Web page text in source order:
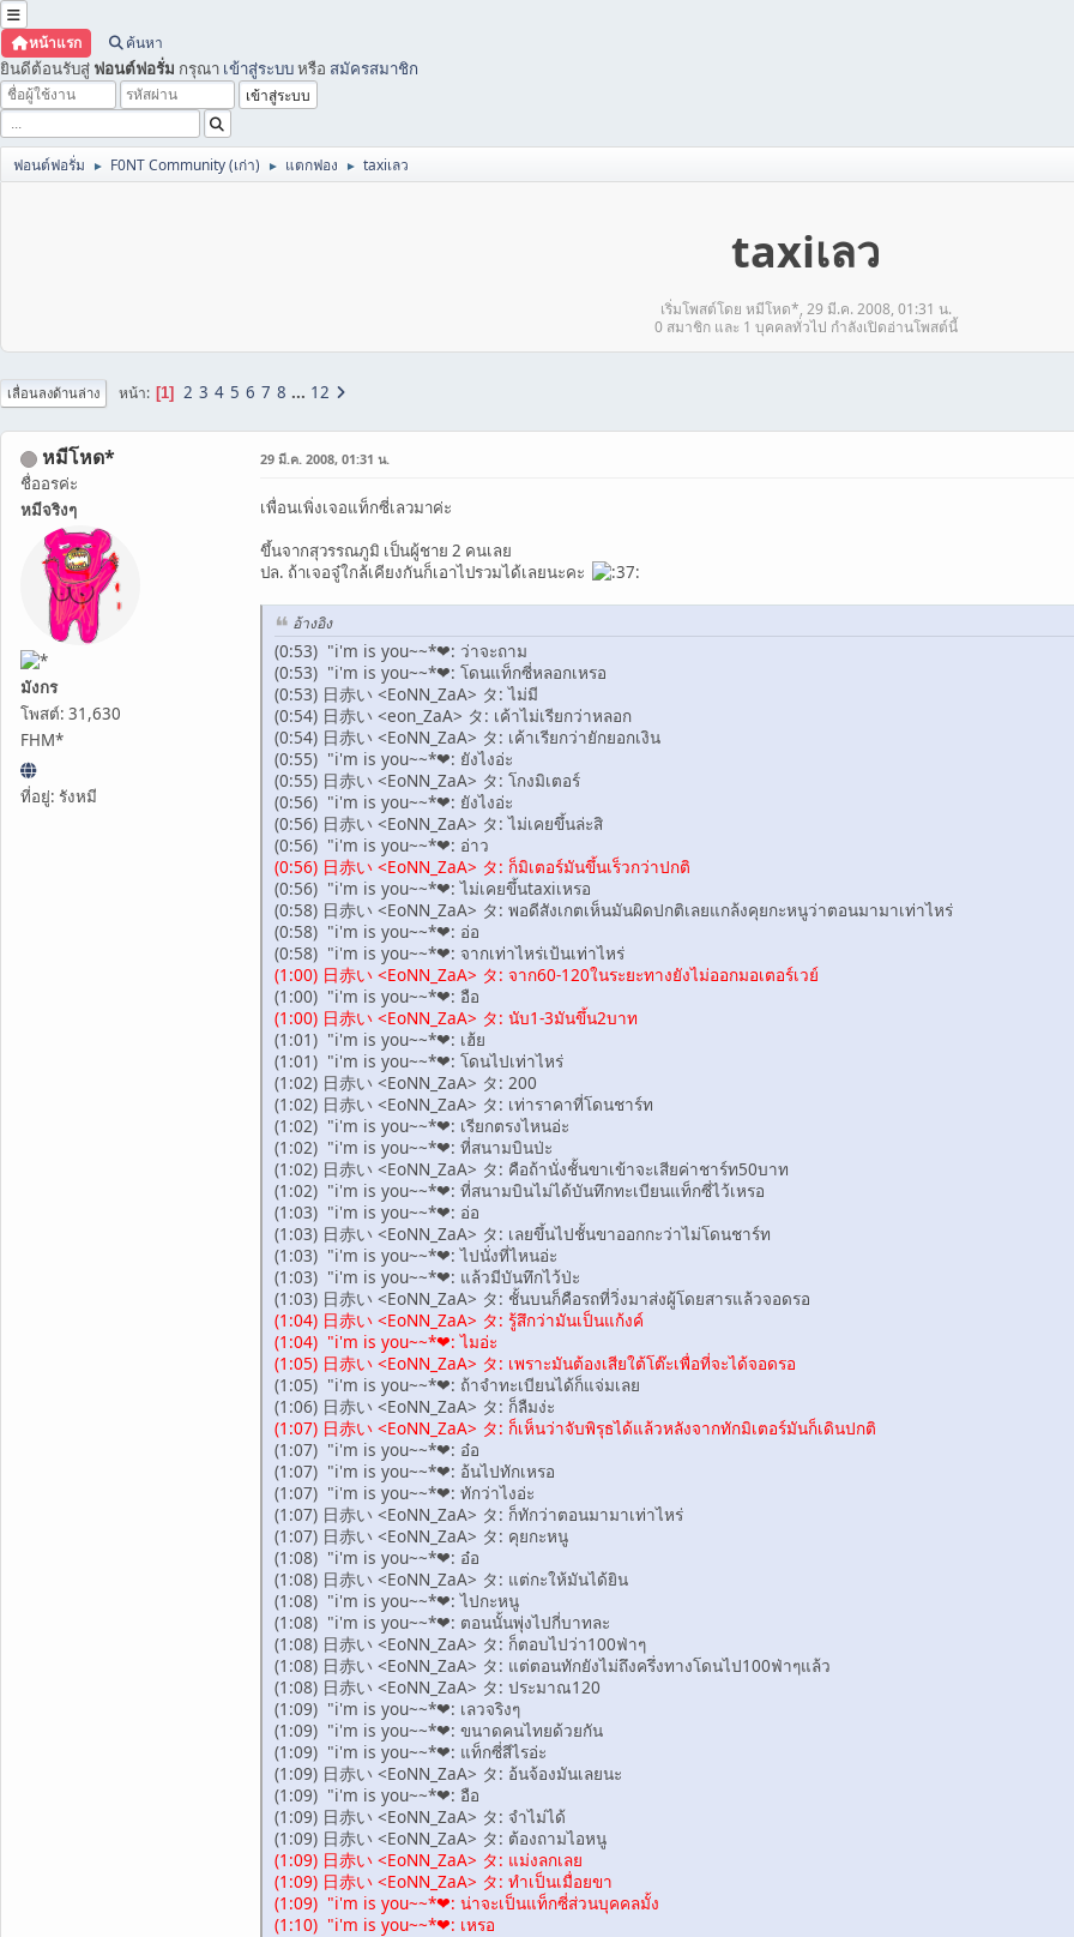
หน้าแรก ค้นหา
ยินดีต้อนรับสู่ ฟอนต์ฟอรั่ม กรุณา เข้าสู่ระบบหรือ สมัครสมาชิก
ฟอนต์ฟอรั่ม ► F0NT Community (เก่า) ► แตกฟอง ► taxiเลว
taxiเลว
เริ่มโพสต์โดย หมีโหด*, 29 มี.ค. 2008, 01:31 น.
0 สมาชิก และ 1 บุคคลทั่วไป กำลังเปิดอ่านโพสต์นี้
เลื่อนลงด้านล่าง หน้า 1 2 3 4 5 6 7 8 ... 12
หมีโหด*
ชื่ออรค่ะ
หมีจริงๆ
มังกร
โพสต์: 31,630
FHM*
ที่อยู่: รังหมี
29 มี.ค. 2008, 01:31 น.
เพื่อนเพิ่งเจอแท็กซี่เลวมาค่ะ
ขึ้นจากสุวรรณภูมิ เป็นผู้ชาย 2 คนเลย
ปล. ถ้าเจอจู๋ใกล้เคียงกันก็เอาไปรวมได้เลยนะคะ
อ้างอิง
(0:53) "i'm is you~~*❤: ว่าจะถาม
(0:53) "i'm is you~~*❤: โดนแท็กซี่หลอกเหรอ
(0:53) 日赤い <EoNN_ZaA> タ: ไม่มี
(0:54) 日赤い <eon_ZaA> タ: เค้าไม่เรียกว่าหลอก
(0:54) 日赤い <EoNN_ZaA> タ: เค้าเรียกว่ายักยอกเงิน
(0:55) "i'm is you~~*❤: ยังไงอ่ะ
(0:55) 日赤い <EoNN_ZaA> タ: โกงมิเตอร์
(0:56) "i'm is you~~*❤: ยังไงอ่ะ
(0:56) 日赤い <EoNN_ZaA> タ: ไม่เคยขึ้นล่ะสิ
(0:56) "i'm is you~~*❤: อ่าว
(0:56) 日赤い <EoNN_ZaA> タ: ก็มิเตอร์มันขึ้นเร็วกว่าปกติ
(0:56) "i'm is you~~*❤: ไม่เคยขึ้นtaxiเหรอ
(0:58) 日赤い <EoNN_ZaA> タ: พอดีสังเกตเห็นมันผิดปกติเลยแกล้งคุยกะหนูว่าตอนมามาเท่าไหร่
(0:58) "i'm is you~~*❤: อ่อ
(0:58) "i'm is you~~*❤: จากเท่าไหร่เป้นเท่าไหร่
(1:00) 日赤い <EoNN_ZaA> タ: จาก60-120ในระยะทางยังไม่ออกมอเตอร์เวย์
(1:00) "i'm is you~~*❤: อือ
(1:00) 日赤い <EoNN_ZaA> タ: นับ1-3มันขึ้น2บาท
(1:01) "i'm is you~~*❤: เฮ้ย
(1:01) "i'm is you~~*❤: โดนไปเท่าไหร่
(1:02) 日赤い <EoNN_ZaA> タ: 200
(1:02) 日赤い <EoNN_ZaA> タ: เท่าราคาที่โดนชาร์ท
(1:02) "i'm is you~~*❤: เรียกตรงไหนอ่ะ
(1:02) "i'm is you~~*❤: ที่สนามบินป่ะ
(1:02) 日赤い <EoNN_ZaA> タ: คือถ้านั่งชั้นขาเข้าจะเสียค่าชาร์ท50บาท
(1:02) "i'm is you~~*❤: ที่สนามบินไม่ได้บันทึกทะเบียนแท็กซี่ไว้เหรอ
(1:03) "i'm is you~~*❤: อ่อ
(1:03) 日赤い <EoNN_ZaA> タ: เลยขึ้นไปชั้นขาออกกะว่าไม่โดนชาร์ท
(1:03) "i'm is you~~*❤: ไปนั่งที่ไหนอ่ะ
(1:03) "i'm is you~~*❤: แล้วมีบันทึกไว้ป่ะ
(1:03) 日赤い <EoNN_ZaA> タ: ชั้นบนก็คือรถที่วิ่งมาส่งผู้โดยสารแล้วจอดรอ
(1:04) 日赤い <EoNN_ZaA> タ: รู้สึกว่ามันเป็นแก้งค์
(1:04) "i'm is you~~*❤: ไมอ่ะ
(1:05) 日赤い <EoNN_ZaA> タ: เพราะมันต้องเสียใต้โต๊ะเพื่อที่จะได้จอดรอ
(1:05) "i'm is you~~*❤: ถ้าจำทะเบียนได้ก็แจ่มเลย
(1:06) 日赤い <EoNN_ZaA> タ: ก็ลืมง่ะ
(1:07) 日赤い <EoNN_ZaA> タ: ก็เห็นว่าจับพิรุธได้แล้วหลังจากทักมิเตอร์มันก็เดินปกติ
(1:07) "i'm is you~~*❤: อ๋อ
(1:07) "i'm is you~~*❤: อ้นไปทักเหรอ
(1:07) "i'm is you~~*❤: ทักว่าไงอ่ะ
(1:07) 日赤い <EoNN_ZaA> タ: ก็ทักว่าตอนมามาเท่าไหร่
(1:07) 日赤い <EoNN_ZaA> タ: คุยกะหนู
(1:08) "i'm is you~~*❤: อ๋อ
(1:08) 日赤い <EoNN_ZaA> タ: แต่กะให้มันได้ยิน
(1:08) "i'm is you~~*❤: ไปกะหนู
(1:08) "i'm is you~~*❤: ตอนนั้นพุ่งไปกี่บาทละ
(1:08) 日赤い <EoNN_ZaA> タ: ก็ตอบไปว่า100ฟ่าๆ
(1:08) 日赤い <EoNN_ZaA> タ: แต่ตอนทักยังไม่ถึงครึ่งทางโดนไป100ฟ่าๆแล้ว
(1:08) 日赤い <EoNN_ZaA> タ: ประมาณ120
(1:09) "i'm is you~~*❤: เลวจริงๆ
(1:09) "i'm is you~~*❤: ขนาดคนไทยด้วยกัน
(1:09) "i'm is you~~*❤: แท็กซี่สีไรอ่ะ
(1:09) 日赤い <EoNN_ZaA> タ: อ้นจ้องมันเลยนะ
(1:09) "i'm is you~~*❤: อือ
(1:09) 日赤い <EoNN_ZaA> タ: จำไม่ได้
(1:09) 日赤い <EoNN_ZaA> タ: ต้องถามไอหนู
(1:09) 日赤い <EoNN_ZaA> タ: แม่งลกเลย
(1:09) 日赤い <EoNN_ZaA> タ: ทำเป็นเมื่อยขา
(1:09) "i'm is you~~*❤: น่าจะเป็นแท็กซี่ส่วนบุคคลมั้ง
(1:10) "i'm is you~~*❤: เหรอ